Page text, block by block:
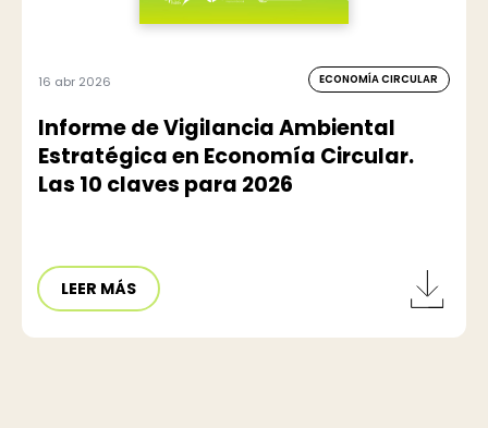
16 abr 2026 ECONOMÍA CIRCULAR
Informe de Vigilancia Ambiental
Estratégica en Economía Circular.
Las 10 claves para 2026
LEER MÁS